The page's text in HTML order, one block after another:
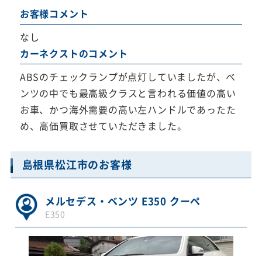
お客様コメント
なし
カーネクストのコメント
ABSのチェックランプが点灯していましたが、ベ
ンツの中でも最高級クラスと言われる価値の高い
お車、かつ海外需要の高い左ハンドルであったた
め、高価買取させていただきました。
島根県松江市のお客様
メルセデス・ベンツ E350 クーペ
E350